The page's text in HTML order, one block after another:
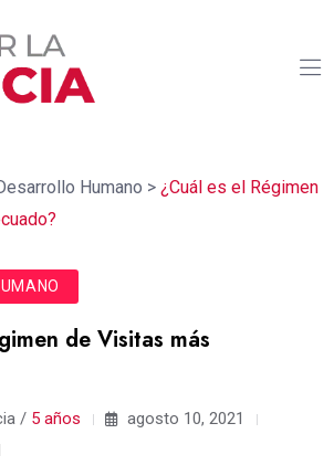
Humano > ¿Cuál es el Régimen
de Visitas más
/ 5 años
agosto 10, 2021